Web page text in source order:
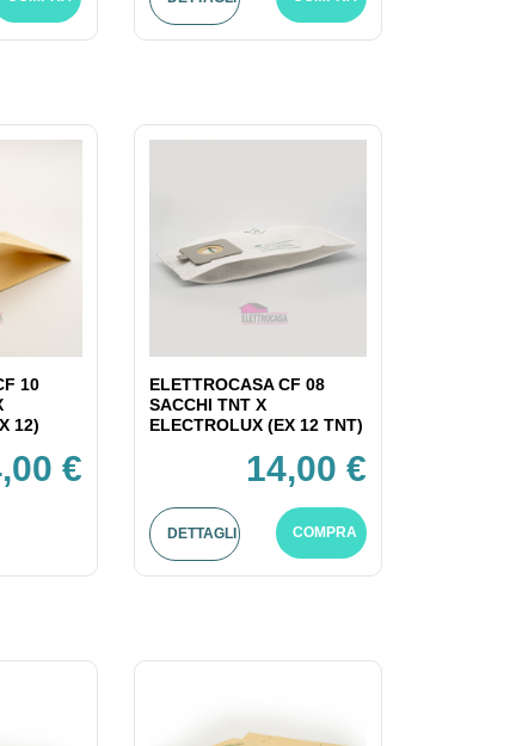
10
12)
€
ELETTROCASA CF 08
SACCHI TNT X
ELECTROLUX (EX 12 TNT)
14,00 €
DETTAGLI COMPRA